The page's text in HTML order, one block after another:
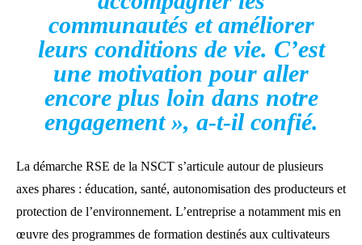
communautés et améliorer
leurs conditions de vie. C’est
une motivation pour aller
encore plus loin dans notre
engagement », a-t-il confié.
La démarche RSE de la NSCT s’articule autour de plusieurs
axes phares : éducation, santé, autonomisation des producteurs et
protection de l’environnement. L’entreprise a notamment mis en
œuvre des programmes de formation destinés aux cultivateurs